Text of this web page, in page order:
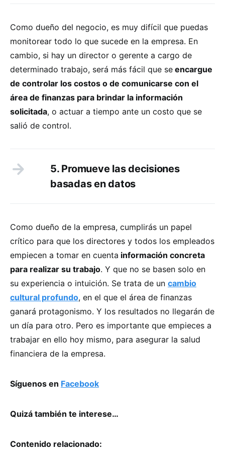
Como dueño del negocio, es muy difícil que puedas
monitorear todo lo que sucede en la empresa. En
cambio, si hay un director o gerente a cargo de
determinado trabajo, será más fácil que se encargue
de controlar los costos o de comunicarse con el
área de finanzas para brindar la información
solicitada, o actuar a tiempo ante un costo que se
salió de control.
5. Promueve las decisiones
basadas en datos
Como dueño de la empresa, cumplirás un papel
crítico para que los directores y todos los empleados
empiecen a tomar en cuenta información concreta
para realizar su trabajo. Y que no se basen solo en
su experiencia o intuición. Se trata de un cambio
cultural profundo, en el que el área de finanzas
ganará protagonismo. Y los resultados no llegarán de
un día para otro. Pero es importante que empieces a
trabajar en ello hoy mismo, para asegurar la salud
financiera de la empresa.
Síguenos en Facebook
Quizá también te interese…
Contenido relacionado: